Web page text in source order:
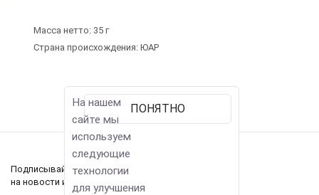
Масса нетто: 35 г
Страна происхождения: ЮАР
Подписывайтесь
на новости и акции
ПОНЯТНО
На нашем
сайте мы
используем
следующие
технологии
для улучшения